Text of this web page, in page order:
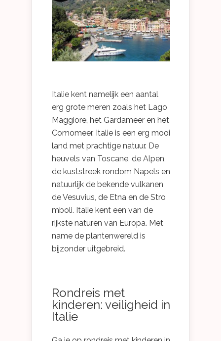
Italie kent namelijk een aantal
erg grote meren zoals het Lago
Maggiore, het Gardameer en het
Comomeer. Italie is een erg mooi
land met prachtige natuur. De
heuvels van Toscane, de Alpen,
de kuststreek rondom Napels en
natuurlijk de bekende vulkanen
de Vesuvius, de Etna en de Stro
mboli. Italie kent een van de
rijkste naturen van Europa. Met
name de plantenwereld is
bijzonder uitgebreid.
Rondreis met
kinderen: veiligheid in
Italie